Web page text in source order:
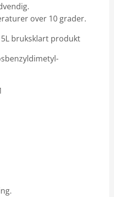
over 10 grader.
bruksklart produkt